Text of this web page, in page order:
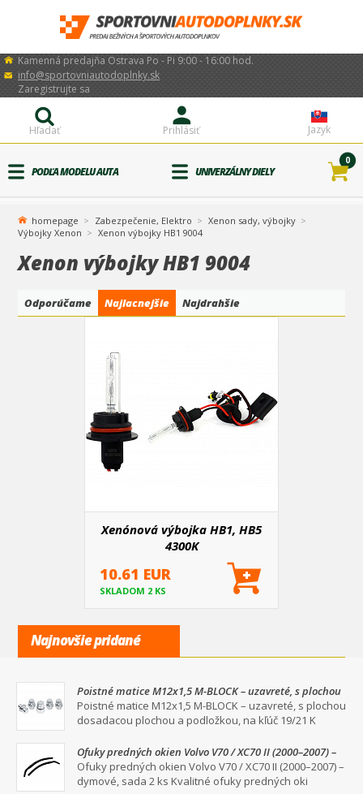
Kamenná predajňa Ostrava Po - Pi 9:00 - 16:00 hod.
info@sportovniautodoplnky.sk
Jazyk
Prihlásiť
Zaregistrujte sa
Hľadať
PODĽA MODELU AUTA UNIVERZÁLNY DIELY
0
homepage Zabezpečenie, Elektro
Xenon sady, výbojky
Výbojky Xenon
Xenon výbojky HB1 9004
Xenon výbojky HB1 9004
Odporúčame Najlacnejšie Najdrahšie
Xenónová výbojka HB1, HB5
4300K
10.61 EUR
SKLADOM 2 KS
Najnovšie pridané
Poistné matice M12x1,5 M-BLOCK – uzavreté, s plochou
dosadacou plochou a podložkou, na kľúč 19/21
Poistné matice M12x1,5 M-BLOCK – uzavreté, s plochou
dosadacou plochou a podložkou, na kľúč 19/21 K
Ofuky predných okien Volvo V70 / XC70 II (2000–2007) –
dymové, sada 2 ks
Ofuky predných okien Volvo V70 / XC70 II (2000–2007) –
dymové, sada 2 ks Kvalitné ofuky predných oki